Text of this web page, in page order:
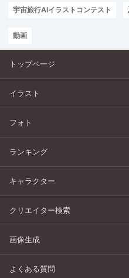
宇宙旅行AIイラストコンテスト
動画
トップページ
イラスト
フォト
ランキング
キャラクター
クリエイター検索
画像生成
よくある質問